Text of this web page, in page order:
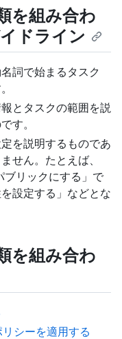
を組み合わ
ドライン
詞で始まるタスク
とタスクの範囲を説
す。
を説明するものであ
せん。たとえば、
ブリックにする」で
設定する」などとな
を組み合わ
シーを適用する